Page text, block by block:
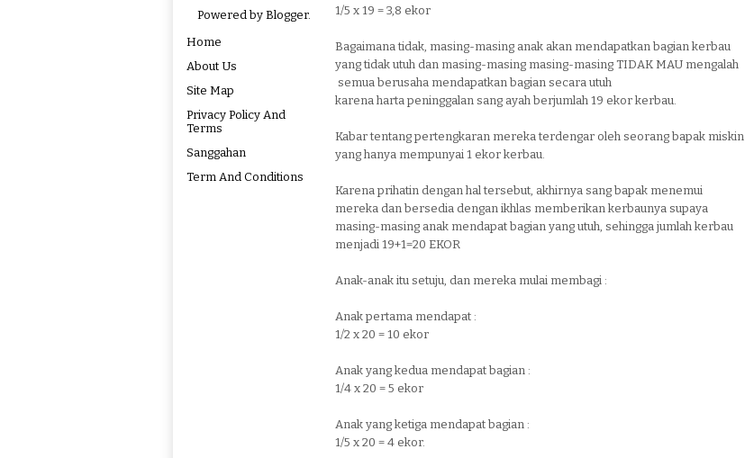
Powered by Blogger.
Home
About Us
Site Map
Privacy Policy And
Terms
Sanggahan
Term And Conditions
1/5 x 19 = 3,8 ekor
Bagaimana tidak, masing-masing anak akan mendapatkan bagian kerbau
yang tidak utuh dan masing-masing masing-masing TIDAK MAU mengalah
semua berusaha mendapatkan bagian secara utuh
karena harta peninggalan sang ayah berjumlah 19 ekor kerbau.
Kabar tentang pertengkaran mereka terdengar oleh seorang bapak miskin
yang hanya mempunyai 1 ekor kerbau.
Karena prihatin dengan hal tersebut, akhirnya sang bapak menemui
mereka dan bersedia dengan ikhlas memberikan kerbaunya supaya
masing-masing anak mendapat bagian yang utuh, sehingga jumlah kerbau
menjadi 19+1=20 EKOR
Anak-anak itu setuju, dan mereka mulai membagi :
Anak pertama mendapat :
1/2 x 20 = 10 ekor
Anak yang kedua mendapat bagian :
1/4 x 20 = 5 ekor
Anak yang ketiga mendapat bagian :
1/5 x 20 = 4 ekor.